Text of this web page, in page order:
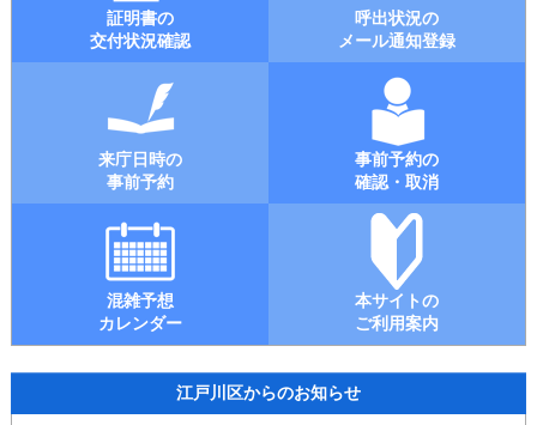
混雑予想カレンダー
本サイトのご利用案内
証明書の
交付状況確認
呼出状況の
メール通知登録
来庁日時の
事前予約
事前予約の
確認・取消
混雑予想
カレンダー
本サイトの
ご利用案内
江戸川区からのお知らせ